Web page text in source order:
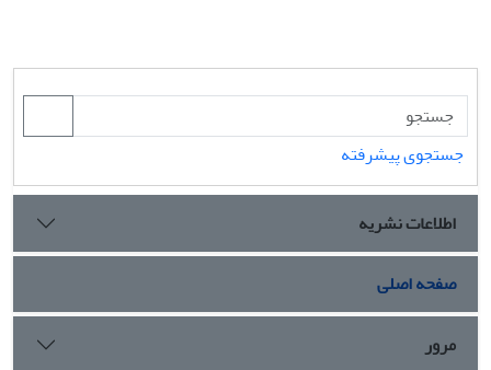
جستجوی پیشرفته
اطلاعات نشریه
صفحه اصلی
مرور